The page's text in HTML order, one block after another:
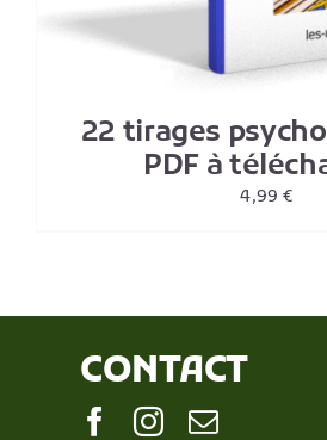
22 tirages
PDF à
4,99€
CONTACT